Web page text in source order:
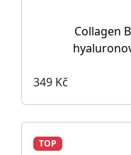
Collagen
349 Kč
TOP